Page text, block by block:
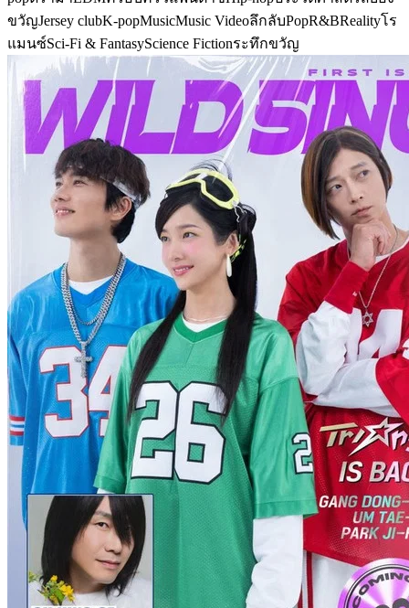
ขวัญJersey clubK-popMusicMusic VideoลึกลับPopR&BRealityโร
แมนซ์Sci-Fi & FantasyScience Fictionระทึกขวัญ